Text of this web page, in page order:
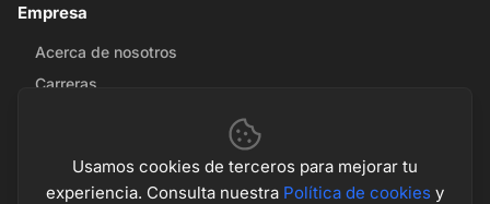
Empresa
Acerca de nosotros
Carreras
Usamos cookies de terceros para mejorar tu
experiencia. Consulta nuestra Política de cookies y